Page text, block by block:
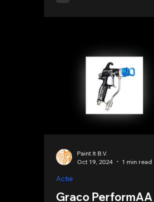
Graco
Actie
Paint It B.V.
Oct 19, 2024
1 min read